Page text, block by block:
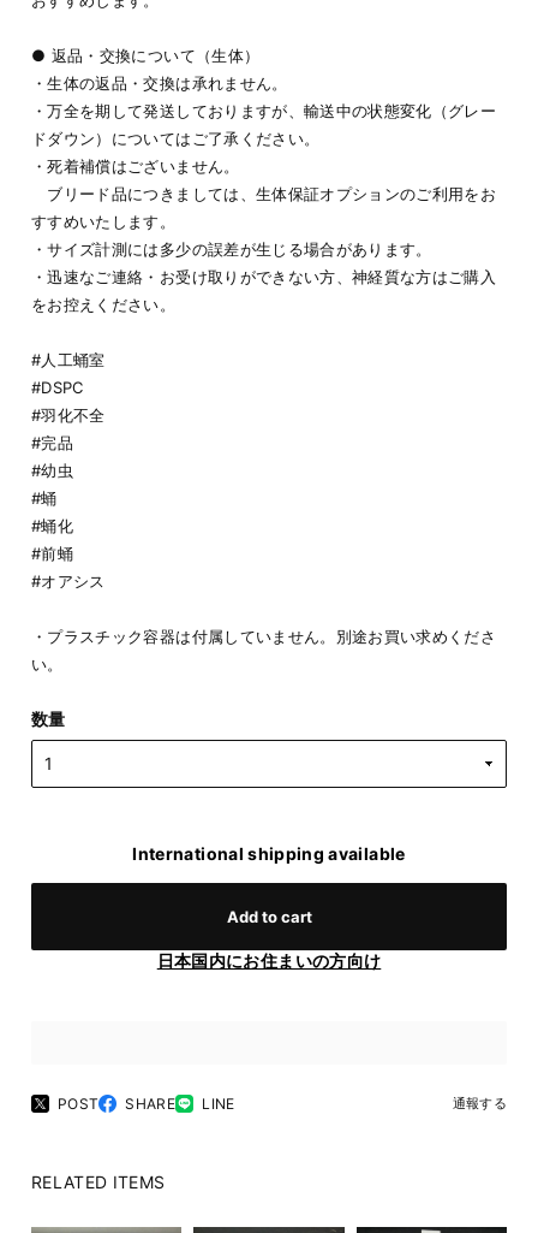
● 返品・交換について（生体）
・生体の返品・交換は承れません。
・万全を期して発送しておりますが、輸送中の状態変化（グレー
ドダウン）についてはご了承ください。
・死着補償はございません。
ブリード品につきましては、生体保証オプションのご利用をお
すすめいたします。
・サイズ計測には多少の誤差が生じる場合があります。
・迅速なご連絡・お受け取りができない方、神経質な方はご購入
をお控えください。
#人工蛹室
#DSPC
#羽化不全
#完品
#幼虫
#蛹
#蛹化
#前蛹
#オアシス
・プラスチック容器は付属していません。別途お買い求めくださ
い。
数量
International shipping available
Add to cart
日本国内にお住まいの方向け
POST SHARE LINE 通報する
RELATED ITEMS